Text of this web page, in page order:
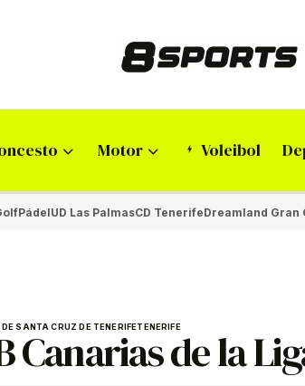
Motor Voleibol
PádelUD Las PalmasCD TenerifeDreamland Gran
SANTA CRUZ DE TENERIFETENERIFE
Canarias de la